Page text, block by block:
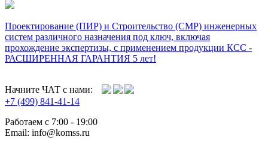
Проектирование (ПИР) и Cтроительство (СМР) инженерных
систем различного назначения под ключ, включая
прохождение экспертизы, с применением продукции КСС -
РАСШИРЕННАЯ ГАРАНТИЯ 5 лет!
Начните ЧАТ с нами:
+7 (499) 841-41-14
Работаем с 7:00 - 19:00
Email: info@komss.ru